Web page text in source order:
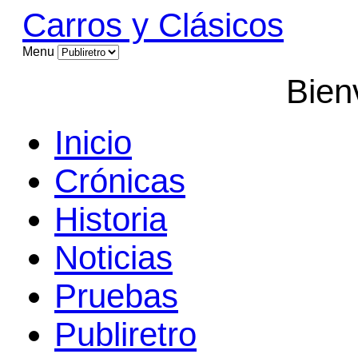
Carros y Clásicos
Menu
Inicio
Crónicas
Historia
Noticias
Pruebas
Publiretro